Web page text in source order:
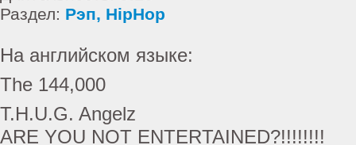
Раздел: Рэп, HipHop
На английском языке:
The 144,000
T.H.U.G. Angelz
ARE YOU NOT ENTERTAINED?!!!!!!!!